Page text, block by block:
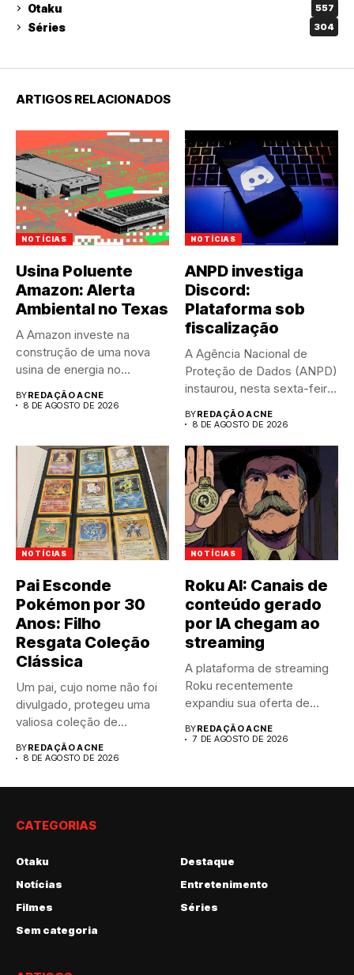
Otaku 557
Séries 304
ARTIGOS RELACIONADOS
NOTÍCIAS
Usina Poluente
Amazon: Alerta
Ambiental no Texas
A Amazon investe na
construção de uma nova
usina de energia no...
BYREDAÇÃO ACNE
8 DE AGOSTO DE 2026
NOTÍCIAS
ANPD investiga
Discord:
Plataforma sob
fiscalização
A Agência Nacional de
Proteção de Dados (ANPD)
instaurou, nesta sexta-feira
BYREDAÇÃO ACNE
8 DE AGOSTO DE 2026
NOTÍCIAS
Pai Esconde
Pokémon por 30
Anos: Filho
Resgata Coleção
Clássica
Um pai, cujo nome não foi
divulgado, protegeu uma
valiosa coleção de...
BYREDAÇÃO ACNE
8 DE AGOSTO DE 2026
NOTÍCIAS
Roku AI: Canais de
conteúdo gerado
por IA chegam ao
streaming
A plataforma de streaming
Roku recentemente
expandiu sua oferta de
canais FAST,...
BYREDAÇÃO ACNE
7 DE AGOSTO DE 2026
CATEGORIAS
Otaku
Destaque
Notícias
Entretenimento
Filmes
Séries
Sem categoria